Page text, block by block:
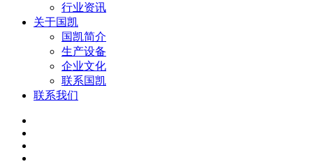
行业资讯
关于国凯
国凯简介
生产设备
企业文化
联系国凯
联系我们